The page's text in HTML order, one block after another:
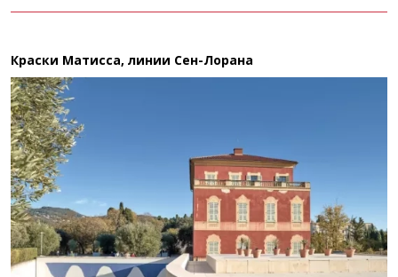
Краски Матисса, линии Сен-Лорана